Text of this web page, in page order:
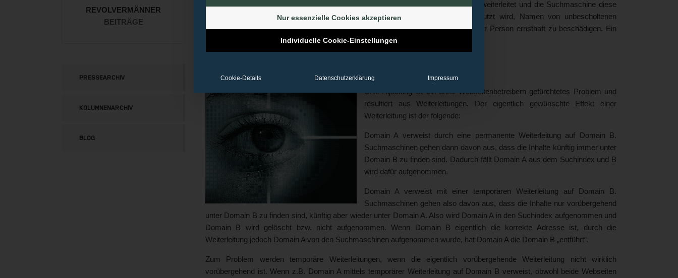
Suchmaschinen „entführt“. Dies passiert, wenn eine Webseite auf externe Inhalte weiterleitet und die Suchmaschine diese
Weiterleitung falsch deutet. Neu ist jedoch, dass das URL-Hijacking dazu benutzt wird, Namen von unbescholtenen
Menschen auf pornografischen Webseiten anzuzeigen und so die Reputation dieser Person ernsthaft zu beschädigen. Ein
nachhaltiger zweifelhafter Ruf dieser Person ist oft die Folge.
URL-Hijacking ist ein unter Webseitenbetreibern gefürchtetes Problem und
resultiert aus Weiterleitungen. Der eigentlich gewünschte Effekt einer
Weiterleitung ist der folgende:
Domain A verweist durch eine permanente Weiterleitung auf Domain B.
Suchmaschinen gehen dann davon aus, dass die Inhalte künftig immer unter
Domain B zu finden sind. Dadurch fällt Domain A aus dem Suchindex und B
wird dafür aufgenommen.
Domain A verweist mit einer temporären Weiterleitung auf Domain B.
Suchmaschinen gehen also davon aus, dass die Inhalte nur vorübergehend
unter Domain B zu finden sind, künftig aber wieder unter Domain A. Also wird Domain A in den Suchindex aufgenommen und
Domain B wird gelöscht bzw. nicht aufgenommen. Wenn Domain B eigentlich die korrekte Adresse ist, durch die
Weiterleitung jedoch Domain A von den Suchmaschinen aufgenommen wurde, hat Domain A die Domain B „entführt“.
Zum Problem werden temporäre Weiterleitungen, wenn die eigentlich vorübergehende Weiterleitung nicht wirklich
vorübergehend ist. Wenn z.B. Domain A mittels temporärer Weiterleitung auf Domain B verweist, obwohl beide Webseiten
REVOLVERMÄNNER
BEITRÄGE
PRESSEARCHIV
KOLUMNENARCHIV
BLOG
Nur essenzielle Cookies akzeptieren
Individuelle Cookie-Einstellungen
Cookie-Details Datenschutzerklärung Impressum